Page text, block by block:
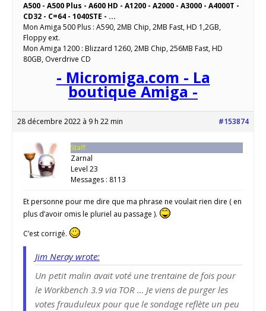
A500 - A500 Plus - A600 HD - A1200 - A2000 - A3000 - A4000T -
CD32 - C=64 - 1040STE - ...
Mon Amiga 500 Plus : A590, 2MB Chip, 2MB Fast, HD 1,2GB,
Floppy ext.
Mon Amiga 1200 : Blizzard 1260, 2MB Chip, 256MB Fast, HD
80GB, Overdrive CD
- Micromiga.com - La
boutique Amiga -
28 décembre 2022 à 9 h 22 min #153874
Staff
Zarnal
Level 23
Messages : 8113
Et personne pour me dire que ma phrase ne voulait rien dire ( en
plus d’avoir omis le pluriel au passage ).
C’est corrigé.
Jim Neray wrote:
Un petit malin avait voté une trentaine de fois pour
le Workbench 3.9 via TOR … Je viens de purger les
votes frauduleux pour que le sondage reflète un peu